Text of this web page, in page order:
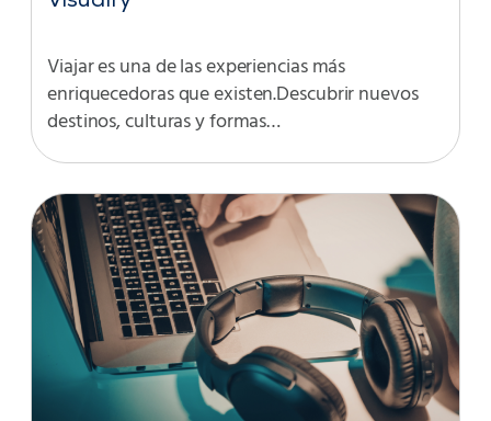
Viajar es una de las experiencias más
enriquecedoras que existen.Descubrir nuevos
destinos, culturas y formas…